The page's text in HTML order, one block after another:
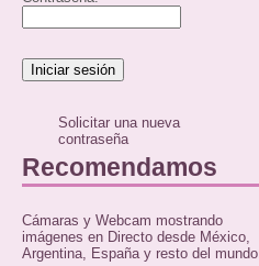
Solicitar una nueva
contraseña
Recomendamos
Cámaras y Webcam mostrando
imágenes en Directo desde México,
Argentina, España y resto del mundo.